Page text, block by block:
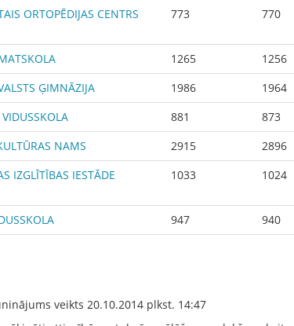
ORTOPĒDIJAS CENTRS
773 770
1265 1256
ĢIMNĀZIJA
1986 1964
881 873
NAMS
2915 2896
IZGLĪTĪBAS IESTĀDE
1033 1024
947 940
veikts 20.10.2014 plkst. 14:47